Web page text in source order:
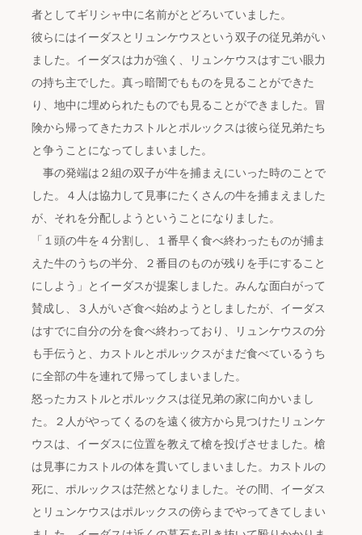
者としてギリシャ中に名前がとどろいていました。
彼らにはイーダスとリュンケウスという双子の従兄弟がい
ました。イーダスは力が強く、リュンケウスはすごい眼力
の持ち主でした。真っ暗闇でもものを見ることができた
り、地中に埋められたものでも見ることができました。冒
険から帰ってきたカストルとポルックスは彼ら従兄弟たち
と争うことになってしまいました。
事の発端は２組の双子が牛を捕まえにいった時のことで
した。４人は協力して見事にたくさんの牛を捕まえました
が、それを分配しようということになりました。
「１頭の牛を４分割し、１番早く食べ終わったものが捕ま
えた牛のうちの半分、２番目のものが残りを手にすること
にしよう」とイーダスが提案しました。みんな面白がって
賛成し、３人がいざ食べ始めようとしましたが、イーダス
はすでに自分の分を食べ終わっており、リュンケウスの分
も手伝うと、カストルとポルックスがまだ食べているうち
に全部の牛を連れて帰ってしまいました。
怒ったカストルとポルックスは従兄弟の家に向かいまし
た。２人がやってくるのを遠く彼方から見つけたリュンケ
ウスは、イーダスに位置を教えて槍を投げさせました。槍
は見事にカストルの体を貫いてしまいました。カストルの
死に、ポルックスは茫然となりました。その間、イーダス
とリュンケウスはポルックスの傍らまでやってきてしまい